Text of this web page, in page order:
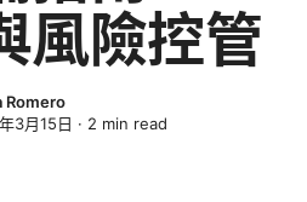
風險控管
Romero
3月15日 · 2 min read